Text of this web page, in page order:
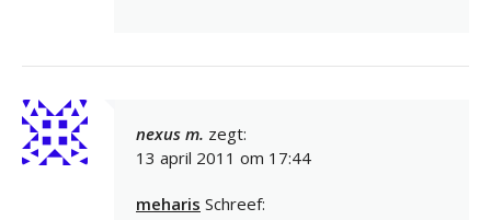
nexus m. zegt:
13 april 2011 om 17:44
meharis Schreef: